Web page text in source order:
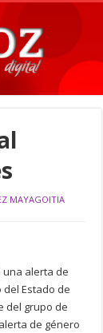
MAYAGOITIA
una alerta de
Estado de
del grupo de
de género